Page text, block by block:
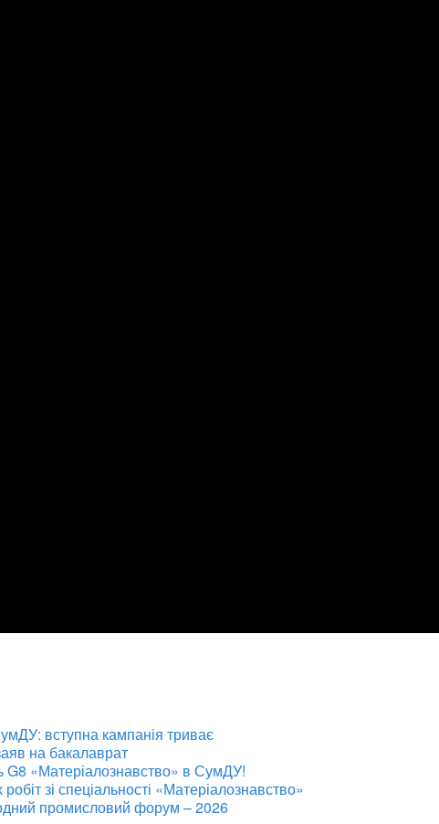
вступна кампанія триває
на бакалаврат
G8 «Матеріалознавство» в СумДУ!
зі спеціальності «Матеріалознавство»
промисловий форум – 2026